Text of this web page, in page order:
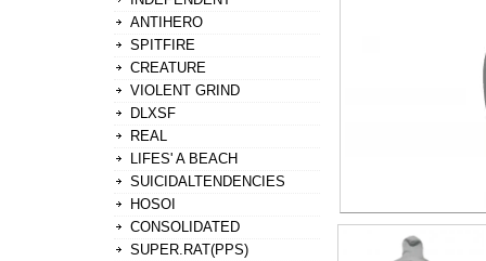
ANTIHERO
SPITFIRE
CREATURE
VIOLENT GRIND
DLXSF
REAL
LIFES' A BEACH
SUICIDALTENDENCIES
HOSOI
CONSOLIDATED
SUPER.RAT(PPS)